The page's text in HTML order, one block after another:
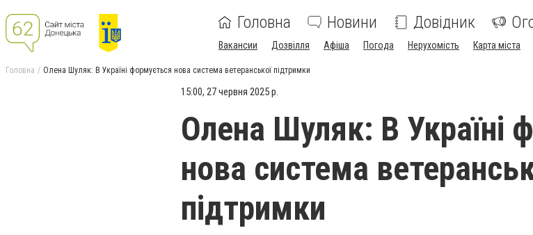
Головна Новини Довідник
Вакансии Дозвілля Афіша Погода Нерухомість Карта міста
Головна Олена Шуляк: В Україні формується нова система ветеранської підтримки
15:00, 27 червня 2025 р.
Олена Шуляк: В Україні
нова система
підтримки